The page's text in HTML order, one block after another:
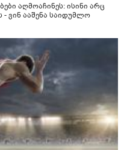
აღმოაჩინეს: ისინი არც
- ვინ ააშენა საიდუმლო